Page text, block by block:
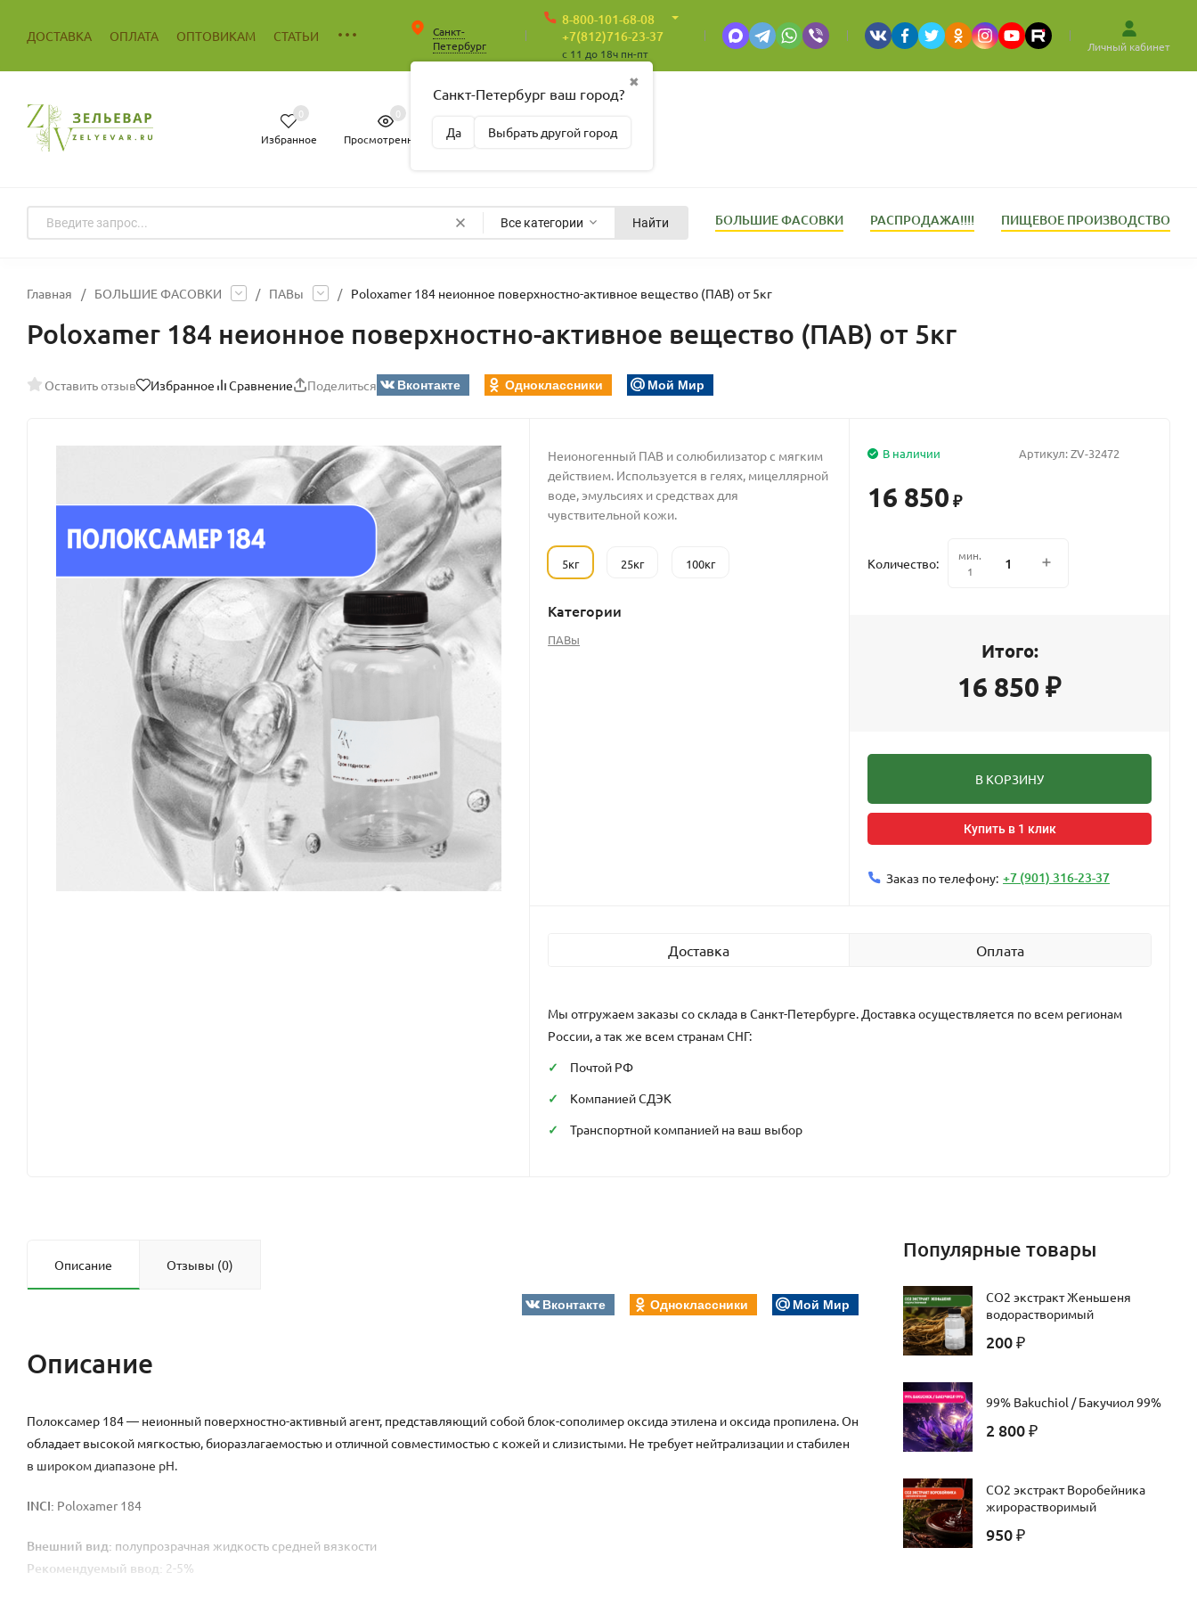
ДОСТАВКА ОПЛАТА ОПТОВИКАМ СТАТЬИ
Санкт-
Петербург
✖
Санкт-Петербург ваш город?
Да Выбрать другой город
8-800-101-68-08
+7(812)716-23-37
c 11 до 18ч пн-пт
Личный кабинет
Избранное
0
Просмотренные
0
Пусто
Все категории Найти БОЛЬШИЕ ФАСОВКИ РАСПРОДАЖА!!!! ПИЩЕВОЕ ПРОИЗВОДСТВО
Главная / БОЛЬШИЕ ФАСОВКИ / ПАВы / Poloxamer 184 неионное поверхностно-активное вещество (ПАВ) от 5кг
Poloxamer 184 неионное поверхностно-активное вещество (ПАВ) от 5кг
Оставить отзыв Избранное Сравнение Поделиться Вконтакте Одноклассники Мой Мир
Неионогенный ПАВ и солюбилизатор с мягким
действием. Используется в гелях, мицеллярной
воде, эмульсиях и средствах для
чувствительной кожи.
5кг 25кг 100кг
Категории
ПАВы
Артикул:ZV-32472
В наличии
16 850 ₽
Количество:
мин.
1
Итого:
16 850 ₽
В КОРЗИНУ
Купить в 1 клик
Заказ по телефону: +7 (901) 316-23-37
Доставка Оплата
Мы отгружаем заказы со склада в Санкт-Петербурге. Доставка осуществляется по всем регионам
России, а так же всем странам СНГ:
Почтой РФ
Компанией СДЭК
Транспортной компанией на ваш выбор
Описание Отзывы (0)
Вконтакте Одноклассники Мой Мир
Описание
Полоксамер 184 — неионный поверхностно-активный агент, представляющий собой блок-сополимер оксида этилена и оксида пропилена. Он
обладает высокой мягкостью, биоразлагаемостью и отличной совместимостью с кожей и слизистыми. Не требует нейтрализации и стабилен
в широком диапазоне pH.
INCI: Poloxamer 184
Внешний вид: полупрозрачная жидкость средней вязкости
Рекомендуемый ввод: 2-5%
Популярные товары
CO2 экстракт Женьшеня
водорастворимый
200 ₽
99% Bakuchiol / Бакучиол 99%
2 800 ₽
СО2 экстракт Воробейника
жирорастворимый
950 ₽